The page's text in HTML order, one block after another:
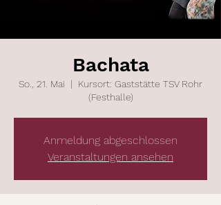
Bachata
So., 21. Mai
  |
Kursort: Gaststätte TSV Rohr
(Festhalle)
Anmeldung abgeschlossen
Veranstaltungen ansehen